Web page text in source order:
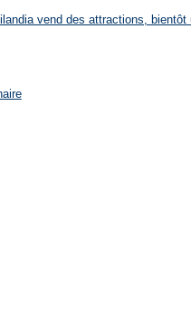
vend des attractions, bientôt